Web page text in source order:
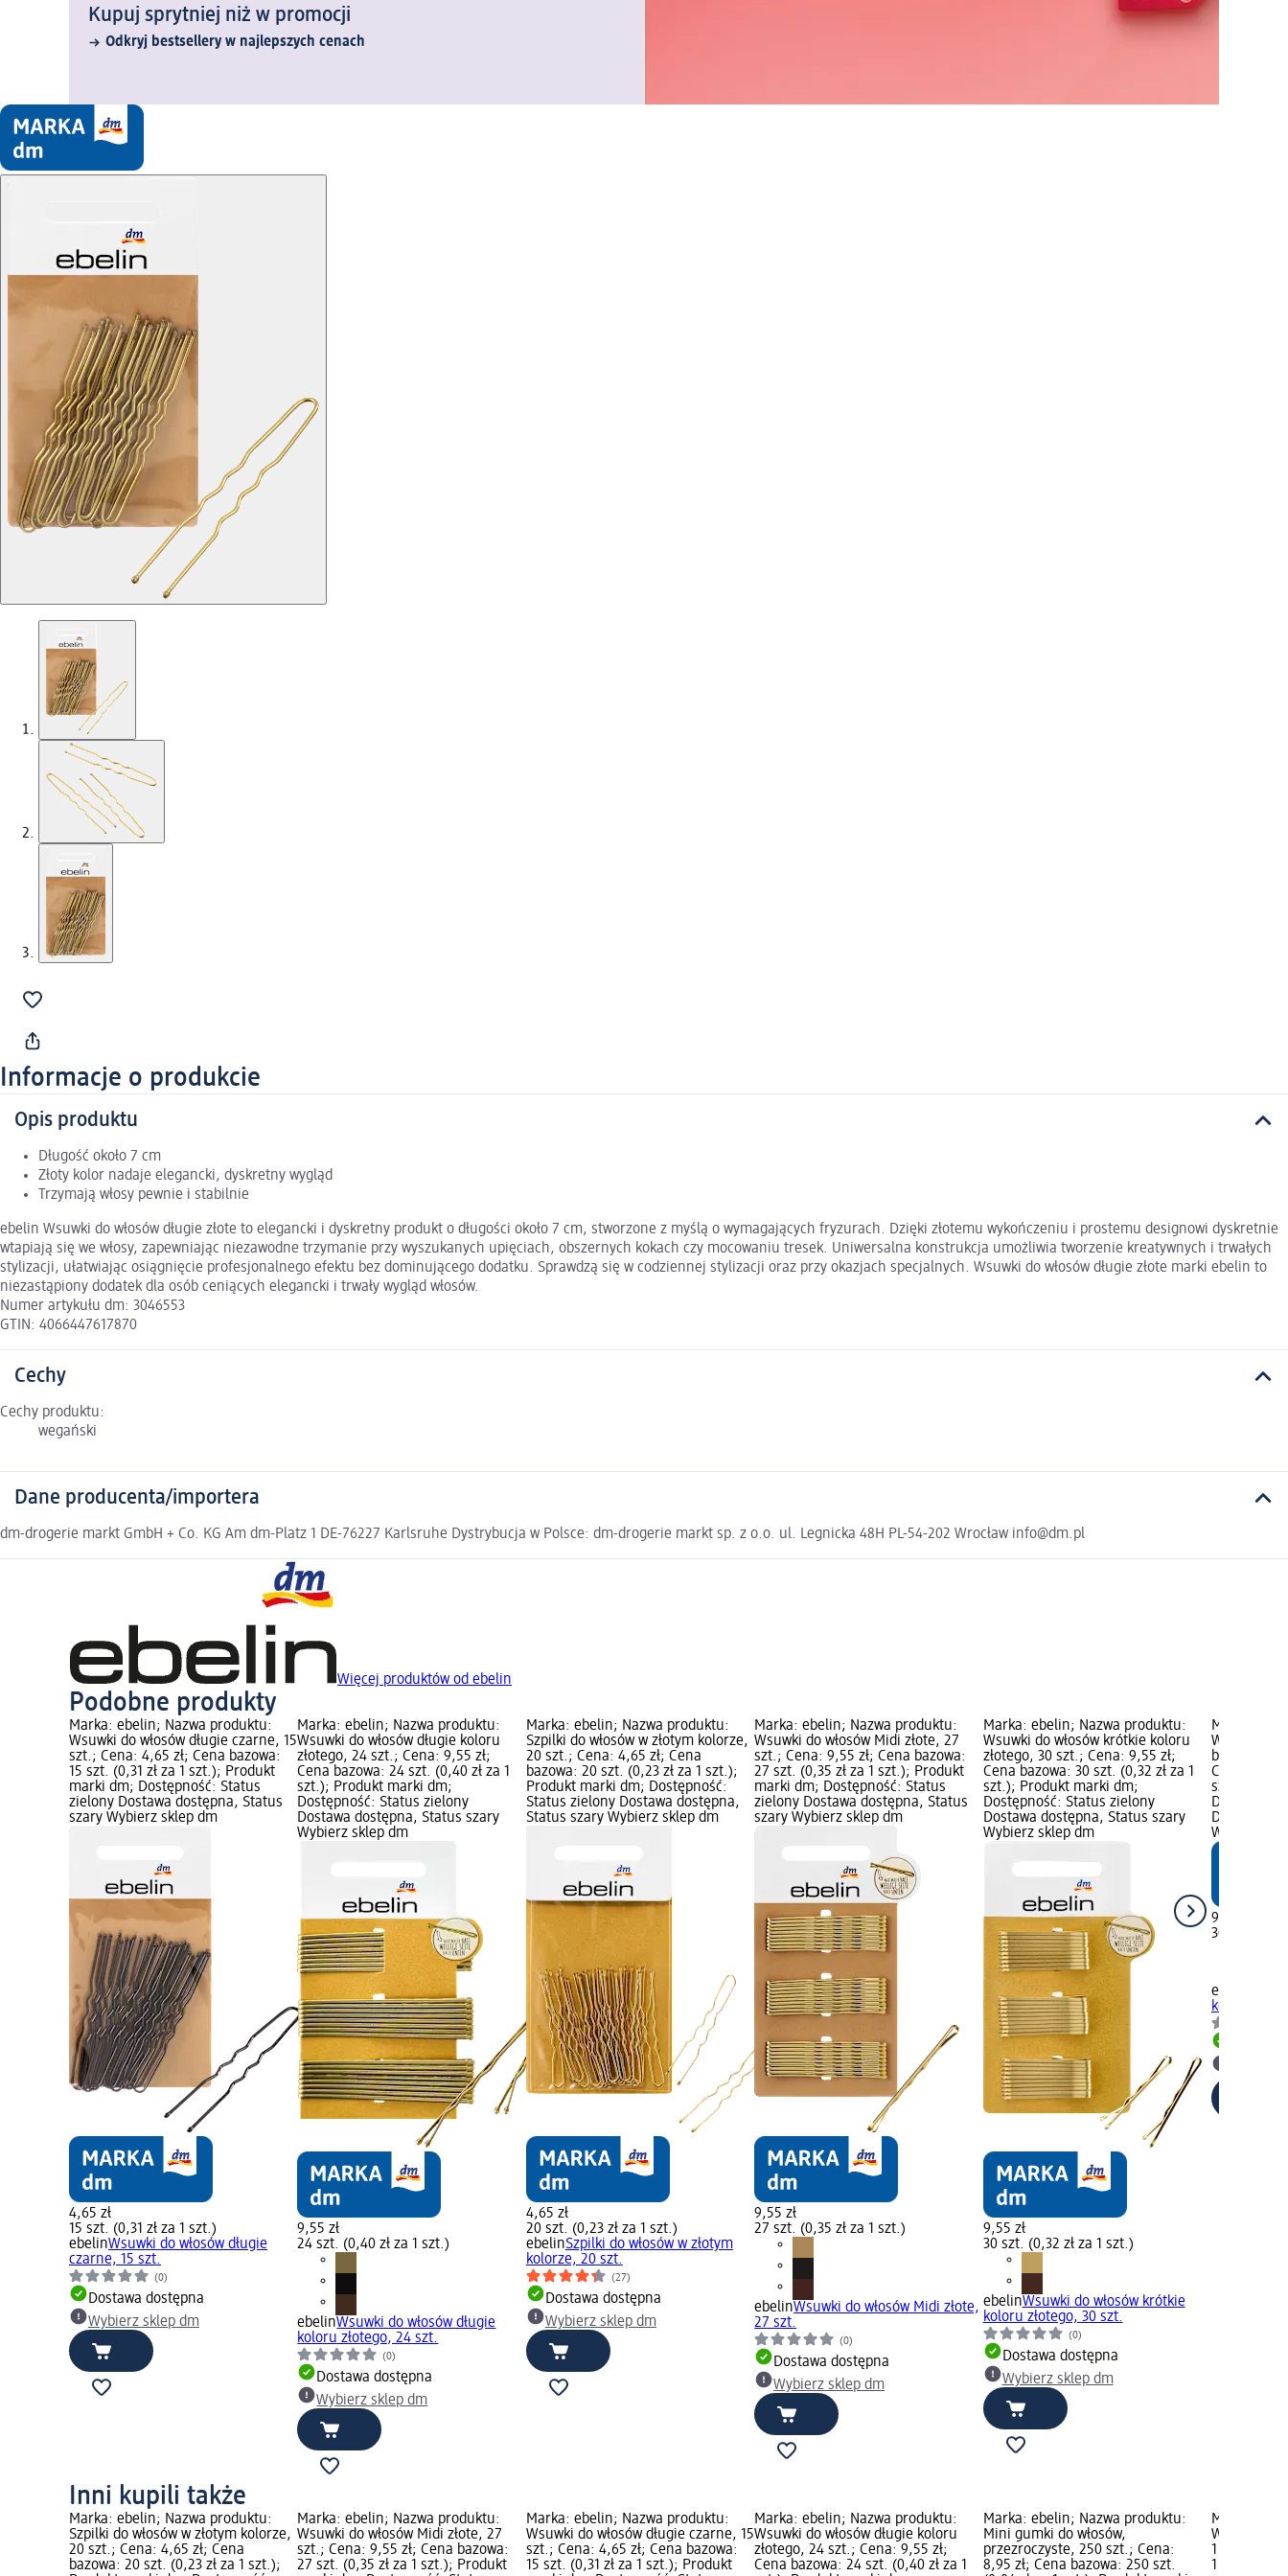
Kupuj sprytniej niż w promocji
Odkryj bestsellery w najlepszych cenach
Informacje o produkcie
Opis produktu
Długość około 7 cm
Złoty kolor nadaje elegancki, dyskretny wygląd
Trzymają włosy pewnie i stabilnie
ebelin Wsuwki do włosów długie złote to elegancki i dyskretny produkt o długości około 7 cm, stworzone z myślą o wymagających fryzurach. Dzięki złotemu wykończeniu i prostemu designowi dyskretnie
wtapiają się we włosy, zapewniając niezawodne trzymanie przy wyszukanych upięciach, obszernych kokach czy mocowaniu tresek. Uniwersalna konstrukcja umożliwia tworzenie kreatywnych i trwałych
stylizacji, ułatwiając osiągnięcie profesjonalnego efektu bez dominującego dodatku. Sprawdzą się w codziennej stylizacji oraz przy okazjach specjalnych. Wsuwki do włosów długie złote marki ebelin to
niezastąpiony dodatek dla osób ceniących elegancki i trwały wygląd włosów.
Numer artykułu dm: 3046553
GTIN: 4066447617870
Cechy
Cechy produktu:
wegański
Dane producenta/importera
dm-drogerie markt GmbH + Co. KG Am dm-Platz 1 DE-76227 Karlsruhe Dystrybucja w Polsce: dm-drogerie markt sp. z o.o. ul. Legnicka 48H PL-54-202 Wrocław info@dm.pl
Więcej produktów od ebelin
Podobne produkty
Marka: ebelin; Nazwa produktu:
Wsuwki do włosów długie czarne, 15
szt.; Cena: 4,65 zł; Cena bazowa:
15 szt. (0,31 zł za 1 szt.); Produkt
marki dm; Dostępność: Status
zielony Dostawa dostępna, Status
szary Wybierz sklep dm
4,65 zł
15 szt. (0,31 zł za 1 szt.)
ebelinWsuwki do włosów długie
czarne, 15 szt.
(0)
Dostawa dostępna
Wybierz sklep dm
Marka: ebelin; Nazwa produktu:
Wsuwki do włosów długie koloru
złotego, 24 szt.; Cena: 9,55 zł;
Cena bazowa: 24 szt. (0,40 zł za 1
szt.); Produkt marki dm;
Dostępność: Status zielony
Dostawa dostępna, Status szary
Wybierz sklep dm
9,55 zł
24 szt. (0,40 zł za 1 szt.)
ebelinWsuwki do włosów długie
koloru złotego, 24 szt.
(0)
Dostawa dostępna
Wybierz sklep dm
Marka: ebelin; Nazwa produktu:
Szpilki do włosów w złotym kolorze,
20 szt.; Cena: 4,65 zł; Cena
bazowa: 20 szt. (0,23 zł za 1 szt.);
Produkt marki dm; Dostępność:
Status zielony Dostawa dostępna,
Status szary Wybierz sklep dm
4,65 zł
20 szt. (0,23 zł za 1 szt.)
ebelinSzpilki do włosów w złotym
kolorze, 20 szt.
(27)
Dostawa dostępna
Wybierz sklep dm
Marka: ebelin; Nazwa produktu:
Wsuwki do włosów Midi złote, 27
szt.; Cena: 9,55 zł; Cena bazowa:
27 szt. (0,35 zł za 1 szt.); Produkt
marki dm; Dostępność: Status
zielony Dostawa dostępna, Status
szary Wybierz sklep dm
9,55 zł
27 szt. (0,35 zł za 1 szt.)
ebelinWsuwki do włosów Midi złote,
27 szt.
(0)
Dostawa dostępna
Wybierz sklep dm
Marka: ebelin; Nazwa produktu:
Wsuwki do włosów krótkie koloru
złotego, 30 szt.; Cena: 9,55 zł;
Cena bazowa: 30 szt. (0,32 zł za 1
szt.); Produkt marki dm;
Dostępność: Status zielony
Dostawa dostępna, Status szary
Wybierz sklep dm
9,55 zł
30 szt. (0,32 zł za 1 szt.)
ebelinWsuwki do włosów krótkie
koloru złotego, 30 szt.
(0)
Dostawa dostępna
Wybierz sklep dm
Marka:
Wsuwki do
brązowego,
Cena
szt.);
Dostawa
Wybierz
9,55 zł
30 szt.
ebelin
koloru
Inni kupili także
Marka: ebelin; Nazwa produktu:
Szpilki do włosów w złotym kolorze,
20 szt.; Cena: 4,65 zł; Cena
bazowa: 20 szt. (0,23 zł za 1 szt.);
Marka: ebelin; Nazwa produktu:
Wsuwki do włosów Midi złote, 27
szt.; Cena: 9,55 zł; Cena bazowa:
27 szt. (0,35 zł za 1 szt.); Produkt
Marka: ebelin; Nazwa produktu:
Wsuwki do włosów długie czarne, 15
szt.; Cena: 4,65 zł; Cena bazowa:
15 szt. (0,31 zł za 1 szt.); Produkt
Marka: ebelin; Nazwa produktu:
Wsuwki do włosów długie koloru
złotego, 24 szt.; Cena: 9,55 zł;
Cena bazowa: 24 szt. (0,40 zł za 1
Marka: ebelin; Nazwa produktu:
Mini gumki do włosów,
przezroczyste, 250 szt.; Cena:
8,95 zł; Cena bazowa: 250 szt.
Marka:
1 szt.;
1 szt.